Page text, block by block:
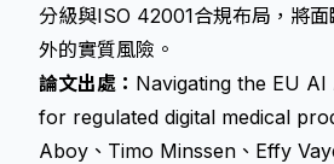
分級與ISO 42001合規布局，將
外的實質風險。
論文出處： Navigating the EU
for regulated digital medical
Aboy、Timo Minssen、Effy